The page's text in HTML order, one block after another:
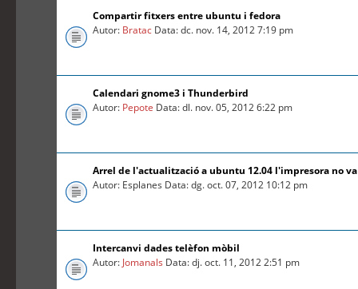
Compartir fitxers entre ubuntu i fedora
Autor: Bratac Data: dc. nov. 14, 2012 7:19 pm
Calendari gnome3 i Thunderbird
Autor: Pepote Data: dl. nov. 05, 2012 6:22 pm
Arrel de l'actualització a ubuntu 12.04 l'impresora no va
Autor: Esplanes Data: dg. oct. 07, 2012 10:12 pm
Intercanvi dades telèfon mòbil
Autor: Jomanals Data: dj. oct. 11, 2012 2:51 pm